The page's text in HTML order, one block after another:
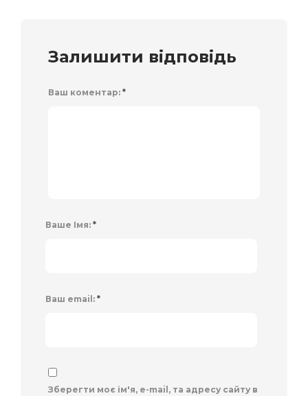
Залишити відповідь
Ваш коментар: *
Ваше Імя: *
Ваш email: *
Зберегти моє ім'я, e-mail, та адресу сайту в